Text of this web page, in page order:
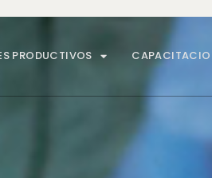
PRODUCTIVOS